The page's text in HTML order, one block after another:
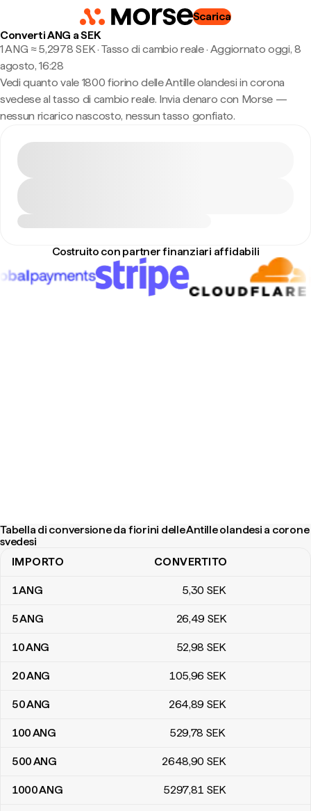
Scarica
Converti ANG a SEK
1 ANG ≈ 5,2978 SEK · Tasso di cambio reale· Aggiornato oggi, 8
agosto, 16:28
Vedi quanto vale 1800 fiorino delle Antille olandesi in corona
svedese al tasso di cambio reale. Invia denaro con Morse —
nessun ricarico nascosto, nessun tasso gonfiato.
Costruito con partner finanziari affidabili
Tabella di conversione da fiorini delle Antille olandesi a corone
svedesi
Tabella di conversione da fiorini delle Antille olandesi a corone
IMPORTO CONVERTITO
1ANG 5,30 SEK
5ANG 26,49 SEK
10ANG 52,98 SEK
20ANG 105,96 SEK
50ANG 264,89 SEK
100ANG 529,78 SEK
500ANG 2648,90 SEK
1000ANG 5297,81 SEK